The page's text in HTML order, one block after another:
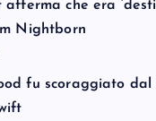
afferma che era
Nightborn
fu scoraggiato dal